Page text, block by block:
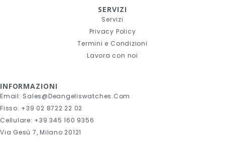
SERVIZI
Servizi
Privacy Policy
Termini e Condizioni
Lavora con noi
INFORMAZIONI
Email: Sales@deangeliswatches.com
Fisso: +39 02 8722 22 02
Cellulare: +39 345 160 9356
Via Gesù 7, Milano 20121